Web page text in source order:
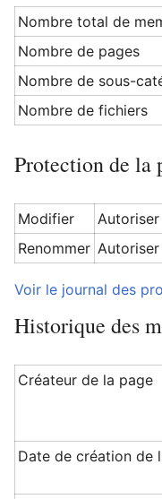
Nombre total de
Nombre de pages
Nombre de sous-
Nombre de fichiers
Protection de la
Modifier
Renommer
Voir le journal des
Historique des
Créateur de la page
Date de création de